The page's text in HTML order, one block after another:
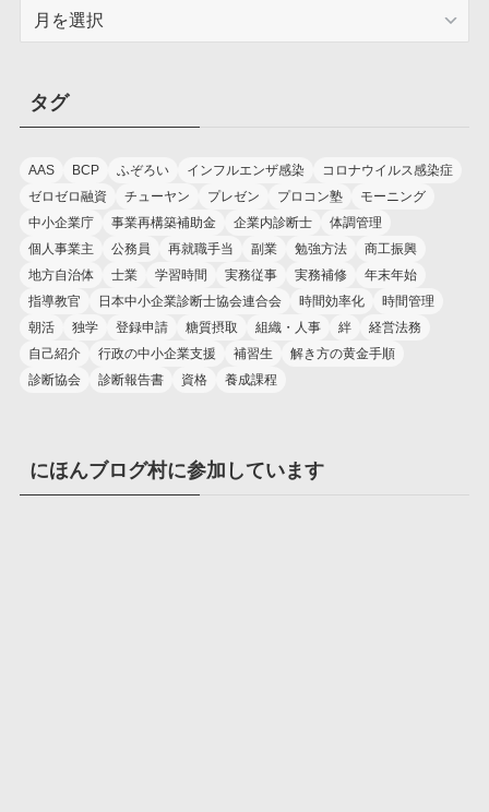
ブ
タグ
AAS BCP ふぞろい インフルエンザ感染
コロナウイルス感染症
ゼロゼロ融資
チューヤン プレゼン プロコン塾
モーニング
中小企業庁
事業再構築補助金 企業内診断士
体調管理
個人事業主
公務員 再就職手当 副業 勉強方法
商工振興
地方自治体
士業 学習時間 実務従事 実務補修
年末年始
指導教官
日本中小企業診断士協会連合会 時間効率化
時間管理
朝活
独学 登録申請 糖質摂取 組織・人事 絆
経営法務
自己紹介
行政の中小企業支援 補習生
解き方の黄金手順
診断協会
診断報告書 資格 養成課程
にほんブログ村に参加しています